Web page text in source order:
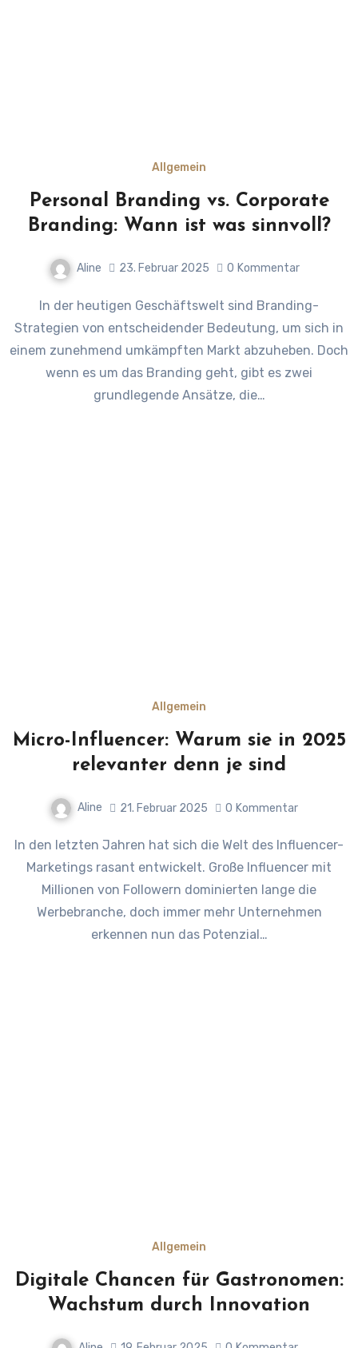
Allgemein
Personal Branding vs. Corporate
Branding: Wann ist was sinnvoll?
Aline 23. Februar 2025 0 Kommentar
In der heutigen Geschäftswelt sind Branding-
Strategien von entscheidender Bedeutung, um sich in
einem zunehmend umkämpften Markt abzuheben. Doch
wenn es um das Branding geht, gibt es zwei
grundlegende Ansätze, die…
Allgemein
Micro-Influencer: Warum sie in 2025
relevanter denn je sind
Aline 21. Februar 2025 0 Kommentar
Marketings rasant entwickelt. Große Influencer mit
Millionen von Followern dominierten lange die
Werbebranche, doch immer mehr Unternehmen
erkennen nun das Potenzial…
Allgemein
Digitale Chancen für Gastronomen:
Wachstum durch Innovation